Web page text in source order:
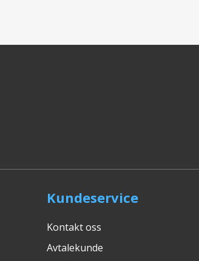
Kundeservice
Kontakt oss
Avtalekunde